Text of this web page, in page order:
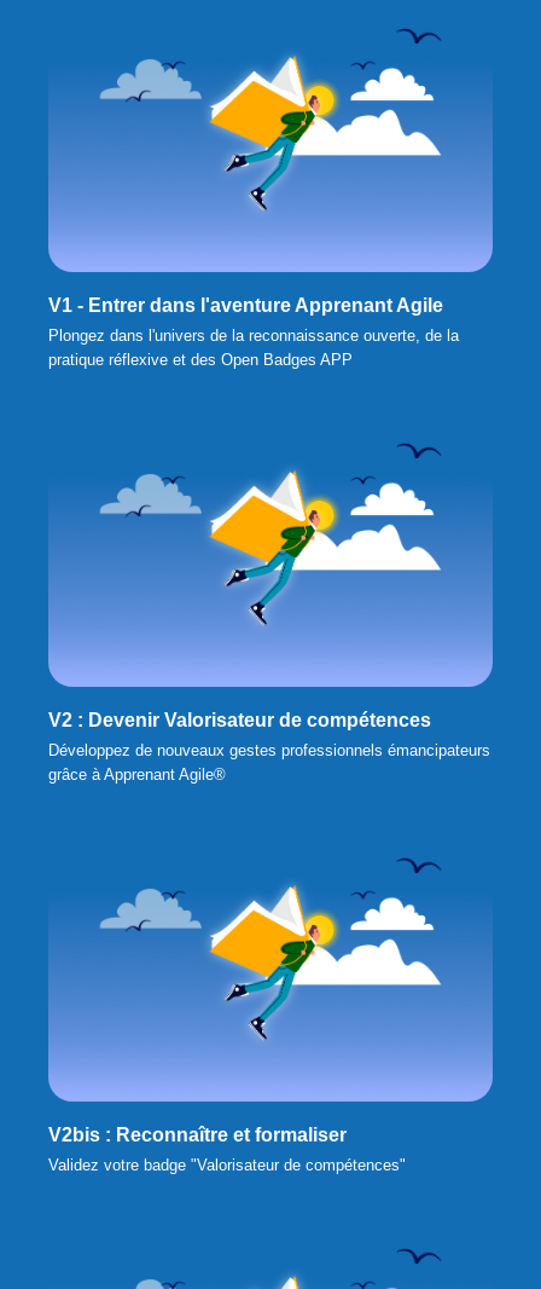
V1 - Entrer dans l'aventure Apprenant Agile
Plongez dans l'univers de la reconnaissance ouverte, de la
pratique réflexive et des Open Badges APP
V2 : Devenir Valorisateur de compétences
Développez de nouveaux gestes professionnels émancipateurs
grâce à Apprenant Agile®
V2bis : Reconnaître et formaliser
Validez votre badge "Valorisateur de compétences"